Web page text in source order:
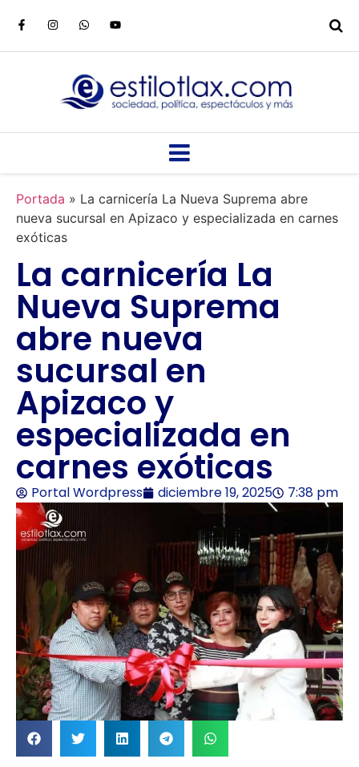
Portada » La carnicería La Nueva Suprema abre
nueva sucursal en Apizaco y especializada en carnes
exóticas
La carnicería La
Nueva Suprema
abre nueva
sucursal en
Apizaco y
especializada en
carnes exóticas
Portal Wordpress diciembre 19, 2025 7:38 pm